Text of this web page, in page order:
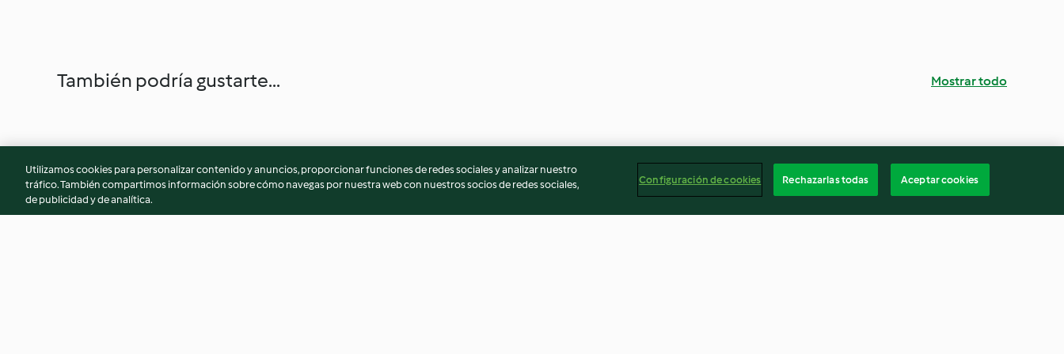
También podría gustarte... Mostrar todo
Utilizamos cookies para personalizar contenido y anuncios, proporcionar funciones de redes sociales y analizar nuestro
tráfico. También compartimos información sobre cómo navegas por nuestra web con nuestros socios de redes sociales,
de publicidad y de analítica.
Configuración de cookies Rechazarlas todas Aceptar cookies